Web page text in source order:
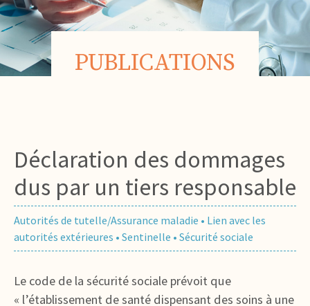
PUBLICATIONS
Déclaration des dommages
dus par un tiers responsable
Autorités de tutelle/Assurance maladie • Lien avec les
autorités extérieures • Sentinelle • Sécurité sociale
Le code de la sécurité sociale prévoit que
« l’établissement de santé dispensant des soins à une